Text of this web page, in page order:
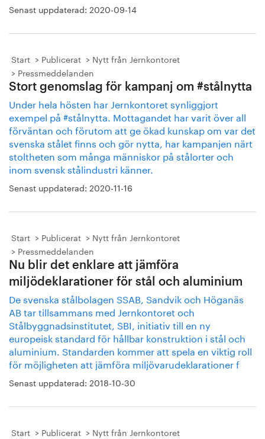
Senast uppdaterad: 2020-09-14
Start Publicerat
Nytt från Jernkontoret
Pressmeddelanden
Stort genomslag för kampanj om #stålnytta
Under hela hösten har Jernkontoret synliggjort
exempel på #stålnytta. Mottagandet har varit över all
förväntan och förutom att ge ökad kunskap om var det
svenska stålet finns och gör nytta, har kampanjen närt
stoltheten som många människor på stålorter och
inom svensk stålindustri känner.
Senast uppdaterad: 2020-11-16
Start Publicerat
Nytt från Jernkontoret
Pressmeddelanden
Nu blir det enklare att jämföra
miljödeklarationer för stål och aluminium
De svenska stålbolagen SSAB, Sandvik och Höganäs
AB tar tillsammans med Jernkontoret och
Stålbyggnadsinstitutet, SBI, initiativ till en ny
europeisk standard för hållbar konstruktion i stål och
aluminium. Standarden kommer att spela en viktig roll
för möjligheten att jämföra miljövarudeklarationer f
Senast uppdaterad: 2018-10-30
Start Publicerat Nytt från Jernkontoret